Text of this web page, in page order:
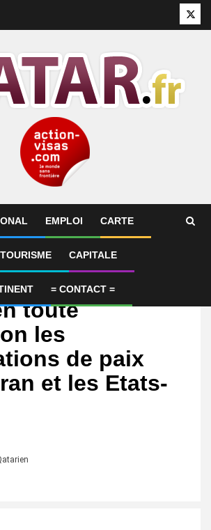
EMPLOI CARTE
TOURISME CAPITALE
= CONTACT =
le Qatar a
toute
les
de paix
et les Etats-